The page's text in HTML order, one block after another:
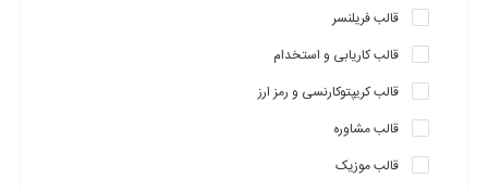
قالب فریلنسر
قالب کاریابی و استخدام
قالب کریپتوکارنسی و رمز ارز
قالب مشاوره
قالب موزیک